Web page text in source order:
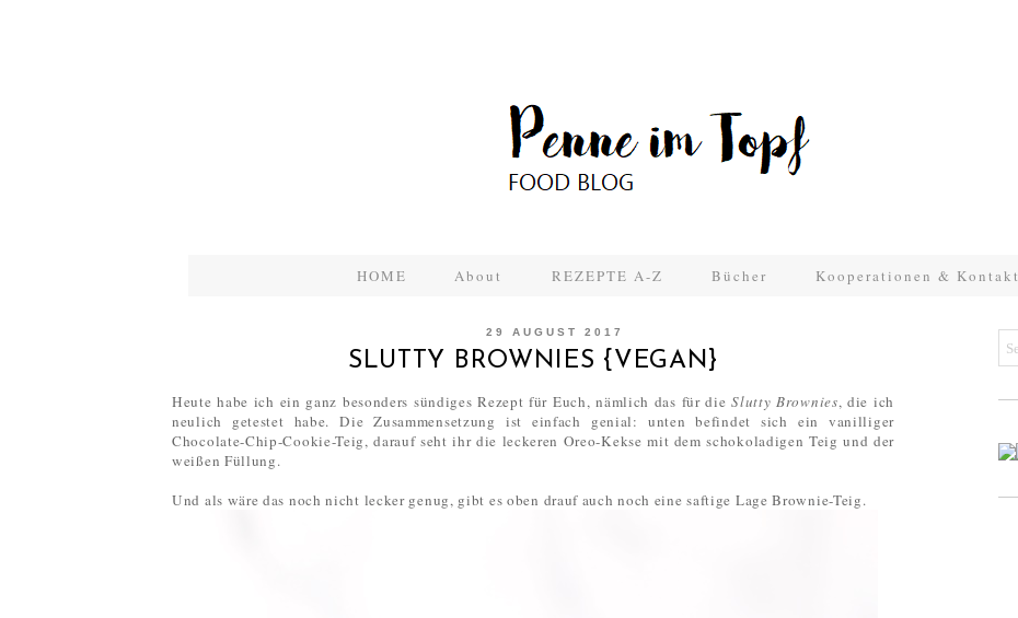
HOME About REZEPTE A-Z Bücher Kooperationen & Kontakt
29 AUGUST 2017
SLUTTY BROWNIES {VEGAN}
Heute habe ich ein ganz besonders sündiges Rezept für Euch, nämlich das für dieSlutty Brownies, die ich
neulich getestet habe. Die Zusammensetzung ist einfach genial: unten befindet sich ein vanilliger
Chocolate-Chip-Cookie-Teig, darauf seht ihr die leckeren Oreo-Kekse mit dem schokoladigen Teig und der
weißen Füllung.
Und als wäre das noch nicht lecker genug, gibt es oben drauf auch noch eine saftige Lage Brownie-Teig.